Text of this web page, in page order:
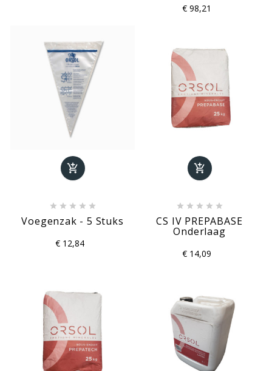
€ 98,21

    
Voegenzak - 5 Stuks
€ 12,84

    
CS IV PREPABASE
Onderlaag
€ 14,09